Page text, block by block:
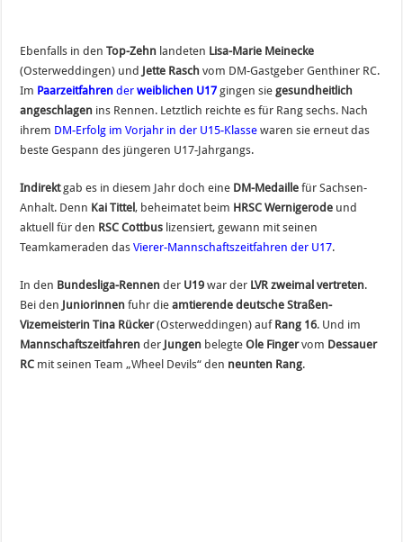
Ebenfalls in denTop-Zehn landeten Lisa-Marie Meinecke
(Osterweddingen) und Jette Rasch vom DM-Gastgeber Genthiner RC.
Im Paarzeitfahren derweiblichen U17 gingen siegesundheitlich
angeschlagen ins Rennen. Letztlich reichte es für Rang sechs. Nach
ihrem DM-Erfolg im Vorjahr in der U15-Klasse waren sie erneut das
beste Gespann des jüngeren U17-Jahrgangs.
Indirektgab es in diesem Jahr doch eine DM-Medaille für Sachsen-
Anhalt. Denn Kai Tittel, beheimatet beim HRSC Wernigerode und
aktuell für den RSC Cottbus lizensiert, gewann mit seinen
Teamkameraden dasVierer-Mannschaftszeitfahren der U17.
In den Bundesliga-Rennen der U19 war der LVR zweimal vertreten.
Bei den Juniorinnen fuhr dieamtierende deutsche Straßen-
Vizemeisterin Tina Rücker(Osterweddingen) auf Rang 16. Und im
Mannschaftszeitfahren der Jungen belegteOle Fingervom Dessauer
RC mit seinen Team „Wheel Devils“ den neunten Rang.